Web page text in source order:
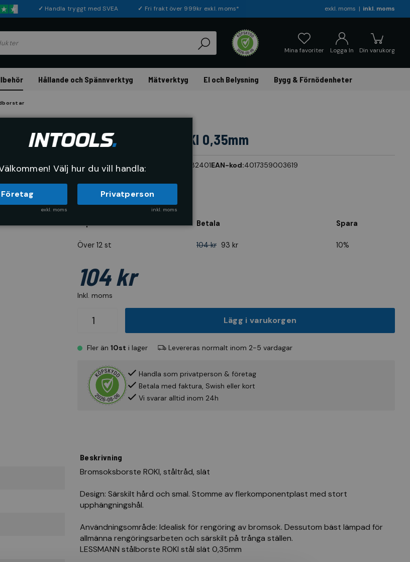
exkl. moms inkl. moms
✓ Handla tryggt med SVEA ✓ Fri frakt över 999kr exkl. moms*
Din varukorg
Logga In
Mina favoriter
Hållande och Spännverktyg Mätverktyg El och Belysning Bygg & Förnödenheter
Handstålborste ROKI 0,35mm
Artikelnr:79480010Tillverkarnr: 182401EAN-kod:4017359003619
Köp Betala Spara
Över 12 st 104 kr 93 kr 10%
Inkl. moms
104 kr
Lägg i varukorgen
Fler än 10st i lager Levereras normalt inom 2-5 vardagar
Handla som privatperson & företag
Betala med faktura, Swish eller kort
Vi svarar alltid inom 24h
Beskrivning
Bromsoksborste ROKI, ståltråd, slät
Design: Särskilt hård och smal. Stomme av flerkomponentplast med stort
upphängningshål.
Användningsområde: Idealisk för rengöring av bromsok. Dessutom bäst lämpad för
allmänna rengöringsarbeten och särskilt på trånga ställen.
LESSMANN stålborste ROKI stål slät 0,35mm
Välj hur du vill handla:
Företag
exkl. moms
Privatperson
inkl. moms